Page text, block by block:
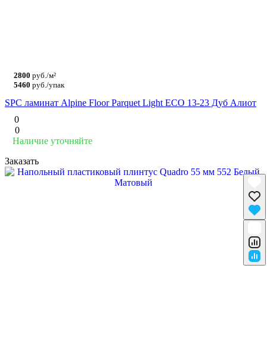
2800 руб./м²
5460 руб./упак
SPC ламинат Alpine Floor Parquet Light ЕСО 13-23 Дуб Алиот
0
0
Наличие уточняйте
Заказать